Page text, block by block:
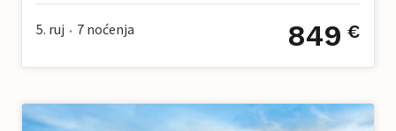
5. ruj • 7 noćenja 849 €